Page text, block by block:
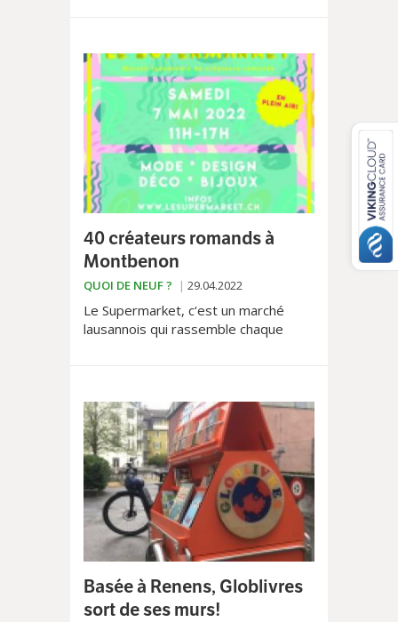
gluten à découvrir près de chez soi.
40 créateurs romands à
Montbenon
QUOI DE NEUF ? 29.04.2022
Le Supermarket, c‘est un marché
lausannois qui rassemble chaque
prochain au parc de Montbenon sur
l’Allée E.-Ansermet 2 pour une
nouvelle édition!
Basée à Renens, Globlivres
sort de ses murs!